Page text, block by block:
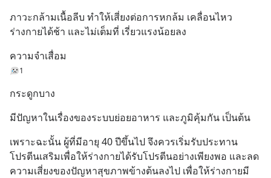
ภาวะกล้ามเนื้อลีบ ทำให้เสี่ยงต่อการหกล้ม เคลื่อนไหว
ร่างกายได้ช้า และไม่เต็มที่ เรี่ยวแรงน้อยลง
ความจำเสื่อม
1
กระดูกบาง
มีปัญหาในเรื่องของระบบย่อยอาหาร และภูมิคุ้มกัน เป็นต้น
เพราะฉะนั้น ผู้ที่มีอายุ 40 ปีขึ้นไป จึงควรเริ่มรับประทาน
โปรตีนเสริมเพื่อให้ร่างกายได้รับโปรตีนอย่างเพียงพอ และลด
ความเสี่ยงของปัญหาสุขภาพข้างต้นลงไป เพื่อให้ร่างกายมี